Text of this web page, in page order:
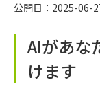
公開日：2025-06-
AIがあな
けます